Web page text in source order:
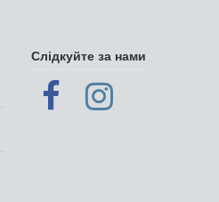
Слідкуйте за нами